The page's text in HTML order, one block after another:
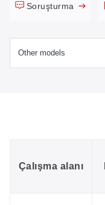
Soruşturma
Çalışma alanı